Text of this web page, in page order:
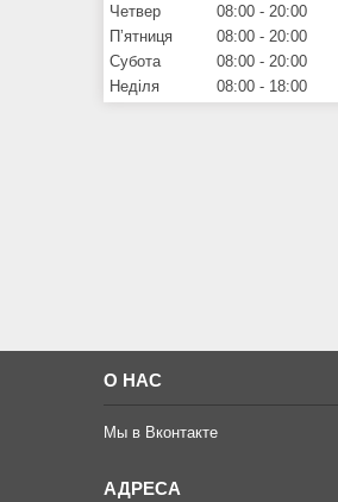
Четвер
08:00
20:00
Пʼятниця
08:00
20:00
Субота
08:00
20:00
Неділя
08:00 18:00
О НАС
Мы в Вконтакте